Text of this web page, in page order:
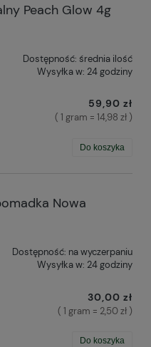
Peach Glow 4g
Dostępność: średnia ilość
Wysyłka w: 24 godziny
59,90 zł
( 1 gram = 14,98 zł )
Do koszyka
Nowa
Dostępność: na wyczerpaniu
Wysyłka w: 24 godziny
30,00 zł
( 1 gram = 2,50 zł )
Do koszyka